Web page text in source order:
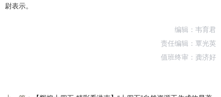
尉表示。
编辑：韦育君
责任编辑：覃光英
值班终审：龚济好